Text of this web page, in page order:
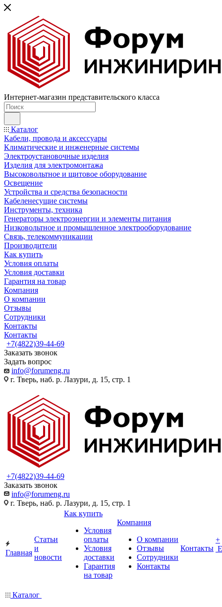
Интернет-магазин представительского класса
Каталог
Кабели, провода и аксессуары
Климатические и инженерные системы
Электроустановочные изделия
Изделия для электромонтажа
Высоковольтное и щитовое оборудование
Освещение
Устройства и средства безопасности
Кабеленесущие системы
Инструменты, техника
Генераторы электроэнергии и элементы питания
Низковольтное и промышленное электрооборудование
Связь, телекоммуникации
Производители
Как купить
Условия оплаты
Условия доставки
Гарантия на товар
Компания
О компании
Отзывы
Сотрудники
Контакты
Контакты
+7(4822)39-44-69
Заказать звонок
Задать вопрос
info@forumeng.ru
г. Тверь, наб. р. Лазури, д. 15, стр. 1
+7(4822)39-44-69
Заказать звонок
info@forumeng.ru
г. Тверь, наб. р. Лазури, д. 15, стр. 1
Главная
Статьи
и
новости
Как купить
Условия
оплаты
Условия
доставки
Гарантия
на товар
Компания
О компании
Отзывы
Сотрудники
Контакты
Контакты
+
Каталог